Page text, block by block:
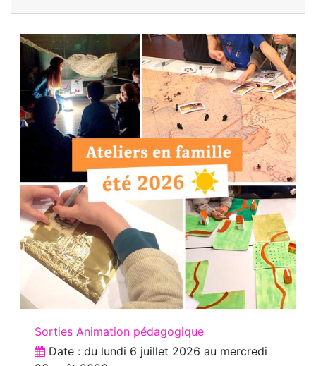
Sorties Animation pédagogique
Date : du lundi 6 juillet 2026 au mercredi